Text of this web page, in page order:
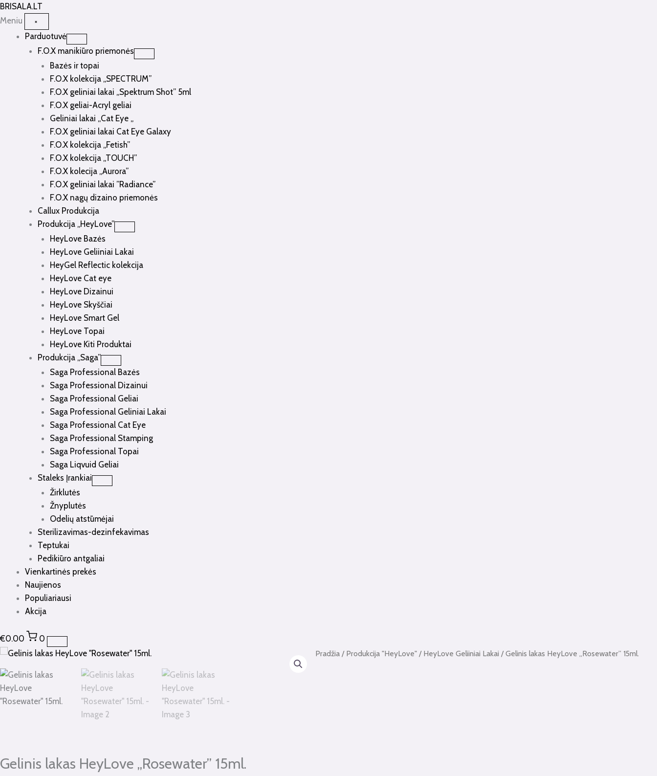
BRISALA.LT
Meniu
×
Parduotuvė
F.O.X manikiūro priemonės
Bazės ir topai
F.O.X kolekcija „SPECTRUM”
F.O.X geliniai lakai „Spektrum Shot” 5ml
F.O.X geliai-Acryl geliai
Geliniai lakai „Cat Eye „
F.O.X geliniai lakai Cat Eye Galaxy
F.O.X kolekcija „Fetish”
F.O.X kolekcija „TOUCH”
F.O.X kolecija „Aurora”
F.O.X geliniai lakai ”Radiance”
F.O.X nagų dizaino priemonės
Callux Produkcija
Produkcija „HeyLove”
HeyLove Bazės
HeyLove Geliiniai Lakai
HeyGel Reflectic kolekcija
HeyLove Cat eye
HeyLove Dizainui
HeyLove Skyščiai
HeyLove Smart Gel
HeyLove Topai
HeyLove Kiti Produktai
Produkcija „Saga”
Saga Professional Bazės
Saga Professional Dizainui
Saga Professional Geliai
Saga Professional Geliniai Lakai
Saga Professional Cat Eye
Saga Professional Stamping
Saga Professional Topai
Saga Liqvuid Geliai
Staleks Įrankiai
Žirklutės
Žnyplutės
Odelių atstūmėjai
Sterilizavimas-dezinfekavimas
Teptukai
Pedikiūro antgaliai
Vienkartinės prekės
Naujienos
Populiariausi
Akcija
€0.00 0
Pereiti
prie
Pradžia / Produkcija "HeyLove" / HeyLove Geliiniai Lakai / Gelinis lakas HeyLove „Rosewater” 15ml.
Gelinis lakas HeyLove „Rosewater” 15ml.
produkto
Gelinis
lakas
HeyLove